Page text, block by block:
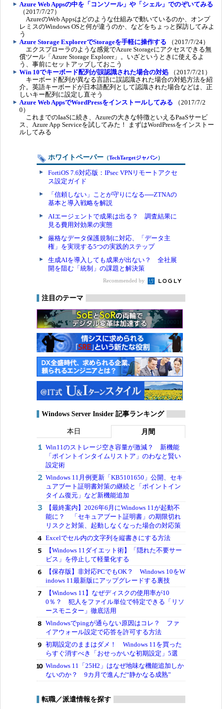
Azure Web Appsの中を「コンソール」や「シェル」でのぞいてみる
（2017/7/27）
AzureのWeb Appsはどのような仕組みで動いているのか、オンプ
レミスのWindows OSと何が違うのか、などをちょっと探訪してみよ
う
Azure Storage ExplorerでStorageを手軽に操作する （2017/7/24）
エクスプローラのような感覚でAzure Storageにアクセスできる無
償ツール「Azure Storage Explorer」。いざというときに使えるよ
う、事前にセットアップしておこう
Win 10でキーボード配列が誤認識された場合の対処 （2017/7/21）
キーボード配列が異なる言語に誤認識された場合の対処方法を紹
介。英語キーボードが日本語配列として認識された場合などは、正
しいキー配列に設定し直そう
Azure Web AppsでWordPressをインストールしてみる （2017/7/2
0）
これまでのIaaSに続き、Azureの大きな特徴といえるPaaSサービ
ス、Azure App Serviceを試してみた！ まずはWordPressをインストー
ルしてみる
ホワイトペーパー （TechTargetジャパン）
FortiOS 7.6対応版：IPsec VPNリモートアクセ
ス設定ガイド
「信頼しない」ことが守りになる──ZTNAの
基本と導入戦略を解説
AIエージェントで成果は出る？ 調査結果に
見る費用対効果の実態
厳格なデータ保護規制に対応、「データ主
権」を実現する5つの実践的ステップ
生成AIを導入しても成果が出ない？ 全社展
開を阻む「統制」の課題と解決策
Recommended by
注目のテーマ
Windows Server Insider 記事ランキング
本日 月間
Win11のストレージ空き容量が激減？ 新機能
「ポイントインタイムリストア」のわなと賢い
設定術
Windows 11月例更新「KB5101650」公開、セキ
ュアブート証明書対策の継続と「ポイントイン
タイム復元」など新機能追加
【最終案内】2026年6月にWindows 11が起動不
能に？ 「セキュアブート証明書」の期限切れ
リスクと対策、起動しなくなった場合の対応策
Excelでセル内の文字列を縦書きにする方法
【Windows 11ダイエット術】「隠れた不要サー
ビス」を停止して軽量化する
【保存版】非対応PCでもOK？ Windows 10をW
indows 11最新版にアップグレードする裏技
【Windows 11】なぜディスクの使用率が10
0％？ 犯人をファイル単位で特定できる「リソ
ースモニター」徹底活用
Windowsでpingが通らない原因はコレ？ ファ
イアウォール設定で応答を許可する方法
初期設定のままはダメ！ Windows 11を買った
らすぐ消すべき「おせっかいな初期設定」5選
Windows 11「25H2」はなぜ地味な機能追加しか
ないのか？ 9カ月で進んだ“静かなる成熟”
転職／派遣情報を探す